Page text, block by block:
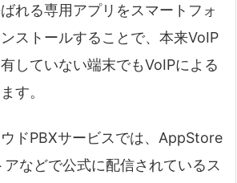
れる専用アプリをスマートフォ
ストールすることで、本来VoIP
していない端末でもVoIPによる
す。
ドPBXサービスでは、AppStore
などで公式に配信されているス